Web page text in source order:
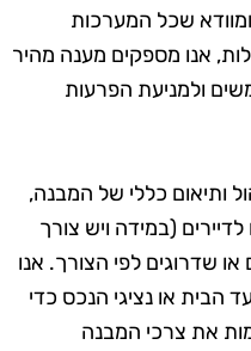
שכל המערכות
אנו מספקים מענה מהיר
ולמניעת הפרעות
ותיאום כללי של המבנה,
(במידה ויש צורך
או שדרוגים לפי הצורך. אנו
הבית או נציגי הנכס כדי
את צרכי המבנה